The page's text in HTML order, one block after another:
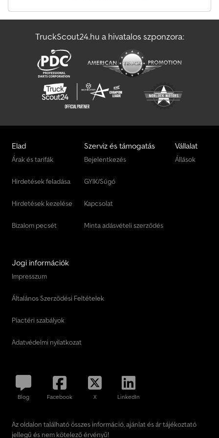
TruckScout24.hu a hivatalos szponzora:
Elad
Árak és tarifák
Hirdetések feladása
Hirdetések kezelése
Bizalom pecsét
Szerviz és támogatás
Bejelentkezés
GYIK/Súgó
Kapcsolat
Minta adásvételi szerződés
Vállalat
Állások
Jogi információk
Impresszum
Általános Szerződési Feltételek
Piactéri szabályok
Adatvédelmi nyilatkozat
Blog Facebook X LinkedIn
Az oldalon található összes információ, ajánlat és ár tájékoztató
jellegű és nem kötelező érvényű!